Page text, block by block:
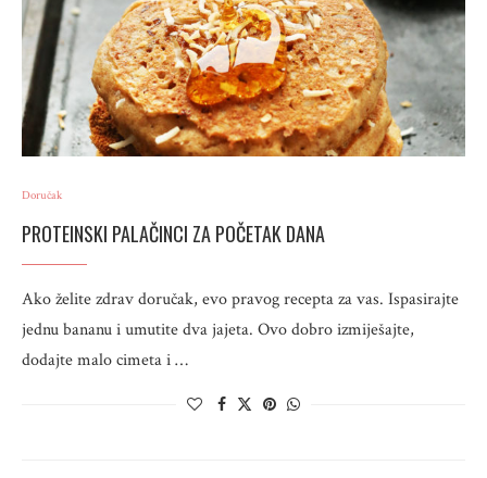
Doručak
PROTEINSKI PALAČINCI ZA POČETAK DANA
Ako želite zdrav doručak, evo pravog recepta za vas. Ispasirajte
jednu bananu i umutite dva jajeta. Ovo dobro izmiješajte,
dodajte malo cimeta i …